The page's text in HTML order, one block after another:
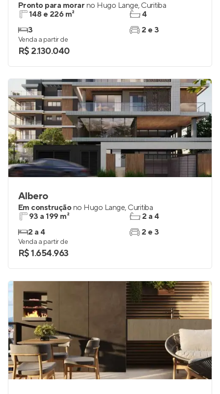
Pronto para morar no Hugo Lange, Curitiba
148 e 226 m²
3
4
2 e 3
Venda a partir de
R$ 2.130.040
Albero
Em construçãono Hugo Lange, Curitiba
93 a 199 m²
2 a 4
2 a 4
2 e 3
Venda a partir de
R$ 1.654.963